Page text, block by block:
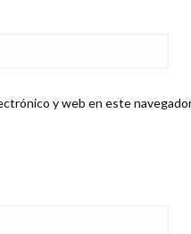
y web en este